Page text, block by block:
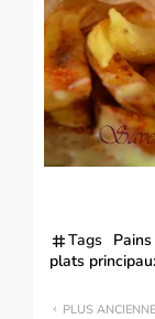
Tags
plats
PLUS ANCIENNE